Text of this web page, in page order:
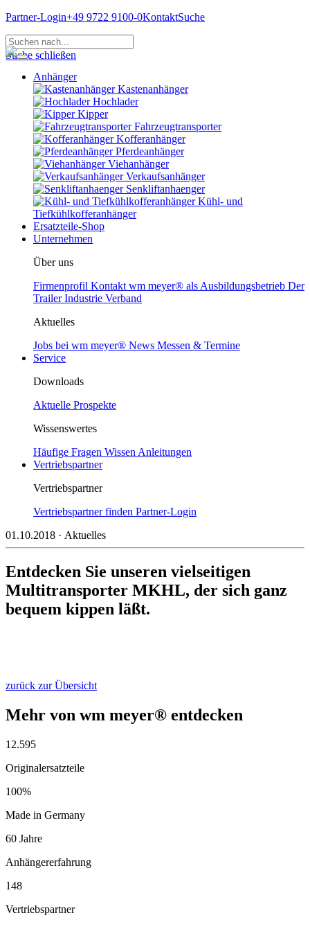
Partner-Login+49 9722 9100-0KontaktSuche
Suche schließen
Anhänger
Kastenanhänger
Hochlader
Kipper
Fahrzeugtransporter
Kofferanhänger
Pferdeanhänger
Viehanhänger
Verkaufsanhänger
Senkliftanhaenger
Kühl- und
Tiefkühlkofferanhänger
Ersatzteile-Shop
Unternehmen
Über uns
Firmenprofil Kontakt wm meyer® als Ausbildungsbetrieb Der
Trailer Industrie Verband
Aktuelles
Jobs bei wm meyer® News Messen & Termine
Service
Downloads
Aktuelle Prospekte
Wissenswertes
Häufige Fragen Wissen Anleitungen
Vertriebspartner
Vertriebspartner
Vertriebspartner finden Partner-Login
01.10.2018 · Aktuelles
Entdecken Sie unseren vielseitigen
Multitransporter MKHL, der sich ganz
bequem kippen läßt.
zurück zur Übersicht
Mehr von wm meyer® entdecken
12.595
Originalersatzteile
100%
Made in Germany
60 Jahre
Anhängererfahrung
148
Vertriebspartner